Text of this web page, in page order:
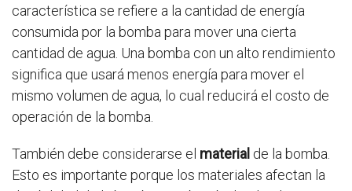
característica se refiere a la cantidad de energía
consumida por la bomba para mover una cierta
cantidad de agua. Una bomba con un alto rendimiento
significa que usará menos energía para mover el
mismo volumen de agua, lo cual reducirá el costo de
operación de la bomba.
También debe considerarse el material de la bomba.
Esto es importante porque los materiales afectan la